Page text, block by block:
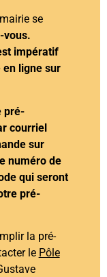
se
vous.
impératif
en ligne sur
pré-
courriel
sur
numéro de
qui seront
pré-
la pré-
le Pôle